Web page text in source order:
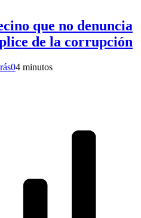
que no denuncia
de la corrupción
04 minutos